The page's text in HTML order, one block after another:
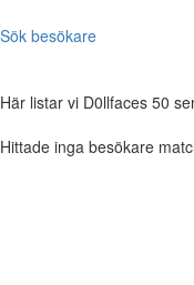
Sök besökare
Här listar vi D0llfaces 50
Hittade inga besökare